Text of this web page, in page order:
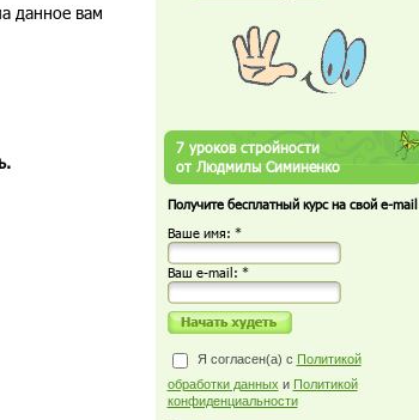
данное вам
7 уроков стройности
от Людмилы Симиненко
Получите бесплатный курс на свой e-mail
Ваше имя: *
Ваш е-mail: *
Я согласен(а) с Политикой
обработки данных и Политикой
конфиденциальности